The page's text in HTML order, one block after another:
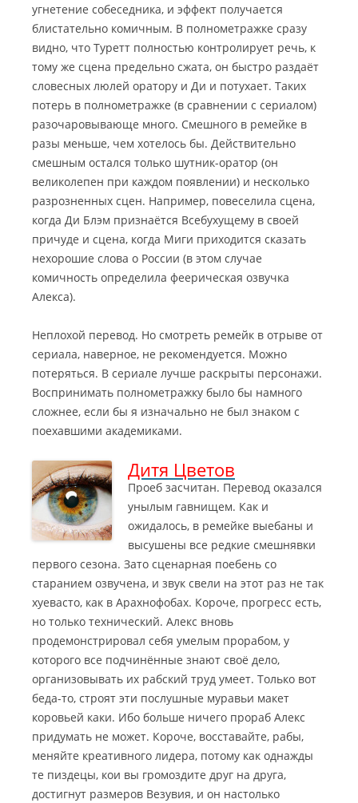
угнетение собеседника, и эффект получается
блистательно комичным. В полнометражке сразу
видно, что Туретт полностью контролирует речь, к
тому же сцена предельно сжата, он быстро раздаёт
словесных люлей оратору и Ди и потухает. Таких
потерь в полнометражке (в сравнении с сериалом)
разочаровывающе много. Смешного в ремейке в
разы меньше, чем хотелось бы. Действительно
смешным остался только шутник-оратор (он
великолепен при каждом появлении) и несколько
разрозненных сцен. Например, повеселила сцена,
когда Ди Блэм признаётся Всебухущему в своей
причуде и сцена, когда Миги приходится сказать
нехорошие слова о России (в этом случае
комичность определила феерическая озвучка
Алекса).
Неплохой перевод. Но смотреть ремейк в отрыве от
сериала, наверное, не рекомендуется. Можно
потеряться. В сериале лучше раскрыты персонажи.
Воспринимать полнометражку было бы намного
сложнее, если бы я изначально не был знаком с
поехавшими академиками.
Дитя Цветов
Проеб засчитан. Перевод оказался
унылым гавнищем. Как и
ожидалось, в ремейке выебаны и
высушены все редкие смешнявки
первого сезона. Зато сценарная поебень со
старанием озвучена, и звук свели на этот раз не так
хуевасто, как в Арахнофобах. Короче, прогресс есть,
но только технический. Алекс вновь
продемонстрировал себя умелым прорабом, у
которого все подчинённые знают своё дело,
организовывать их рабский труд умеет. Только вот
беда-то, строят эти послушные муравьи макет
коровьей каки. Ибо больше ничего прораб Алекс
придумать не может. Короче, восставайте, рабы,
меняйте креативного лидера, потому как однажды
те пиздецы, кои вы громоздите друг на друга,
достигнут размеров Везувия, и он настолько